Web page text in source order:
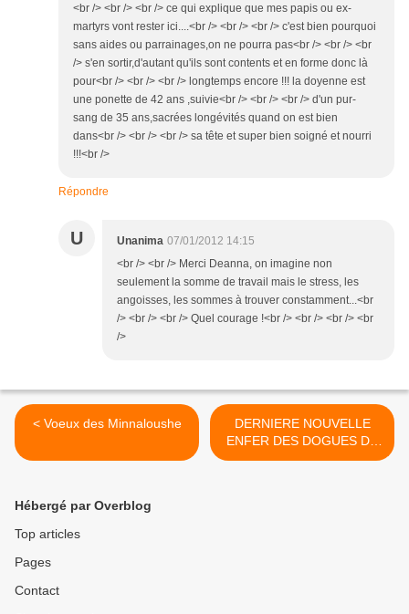
<br /> <br /> <br /> ce qui explique que mes papis ou ex-
martyrs vont rester ici....<br /> <br /> <br /> c'est bien pourquoi
sans aides ou parrainages,on ne pourra pas<br /> <br /> <br
/> s'en sortir,d'autant qu'ils sont contents et en forme donc là
pour<br /> <br /> <br /> longtemps encore !!! la doyenne est
une ponette de 42 ans ,suivie<br /> <br /> <br /> d'un pur-
sang de 35 ans,sacrées longévités quand on est bien
dans<br /> <br /> <br /> sa tête et super bien soigné et nourri
!!!<br />
Répondre
U Unanima 07/01/2012 14:15
<br /> <br /> Merci Deanna, on imagine non
seulement la somme de travail mais le stress, les
angoisses, les sommes à trouver constamment...<br
/> <br /> <br /> Quel courage !<br /> <br /> <br /> <br
/>
< Voeux des Minnaloushe
DERNIERE NOUVELLE
ENFER DES DOGUES DU
TIBET A JARRIER Savoie >
Hébergé par Overblog
Top articles
Pages
Contact